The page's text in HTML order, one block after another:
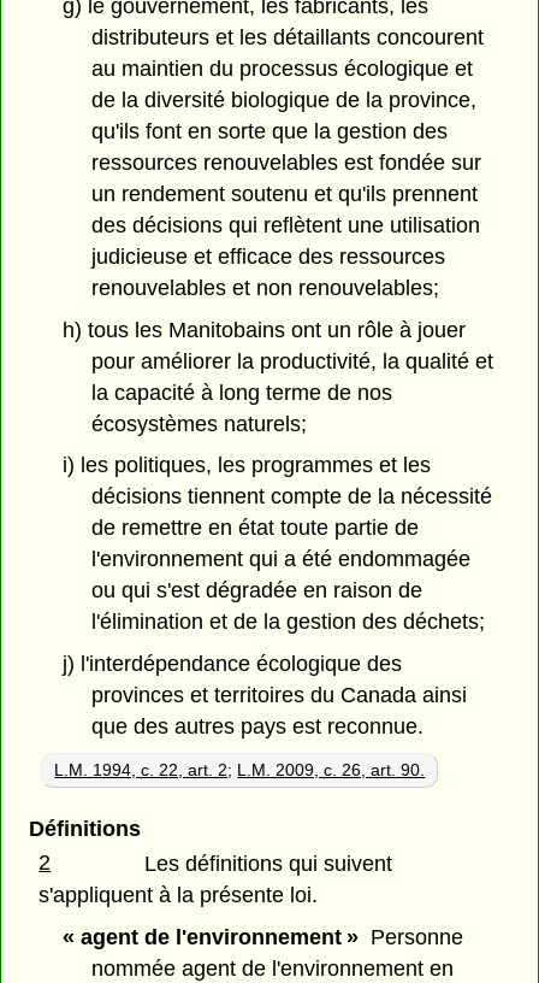
g) le gouvernement, les fabricants, les
distributeurs et les détaillants concourent
au maintien du processus écologique et
de la diversité biologique de la province,
qu'ils font en sorte que la gestion des
ressources renouvelables est fondée sur
un rendement soutenu et qu'ils prennent
des décisions qui reflètent une utilisation
judicieuse et efficace des ressources
renouvelables et non renouvelables;
h) tous les Manitobains ont un rôle à jouer
pour améliorer la productivité, la qualité et
la capacité à long terme de nos
écosystèmes naturels;
i) les politiques, les programmes et les
décisions tiennent compte de la nécessité
de remettre en état toute partie de
l'environnement qui a été endommagée
ou qui s'est dégradée en raison de
l'élimination et de la gestion des déchets;
j) l'interdépendance écologique des
provinces et territoires du Canada ainsi
que des autres pays est reconnue.
L.M. 1994, c. 22, art. 2; L.M. 2009, c. 26, art. 90.
Définitions
2
Les définitions qui suivent
s'appliquent à la présente loi.
« agent de l'environnement »Personne
nommée agent de l'environnement en